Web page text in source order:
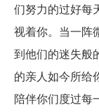
们努力的过好每
视着你。当一阵
到他们的迷失般
的亲人如今所给
陪伴你们度过每